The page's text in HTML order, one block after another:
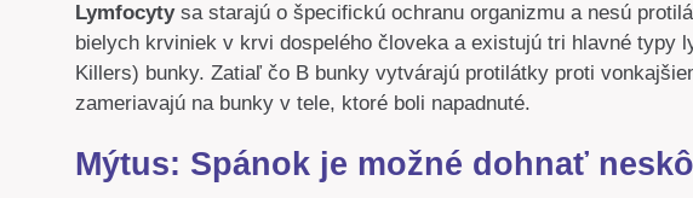
Lymfocyty sa starajú o špecifickú ochranu organizmu a nesú
bielych krviniek v krvi dospelého človeka a existujú tri hlavné typy
Killers) bunky. Zatiaľ čo B bunky vytvárajú protilátky proti
zameriavajú na bunky v tele, ktoré boli napadnuté.
Mýtus: Spánok je možné dohnať